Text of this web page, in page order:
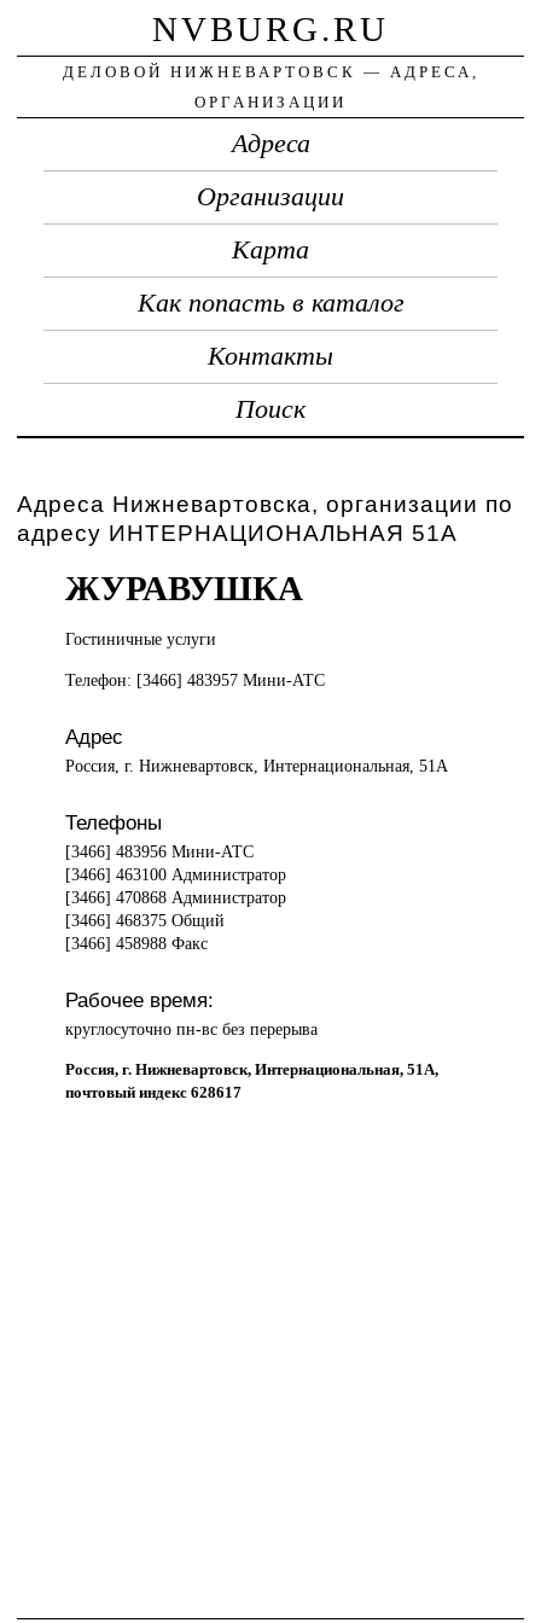
NVBURG.RU
ДЕЛОВОЙ НИЖНЕВАРТОВСК — АДРЕСА,
ОРГАНИЗАЦИИ
Адреса
Организации
Карта
Как попасть в каталог
Контакты
Поиск
Адреса Нижневартовска, организации по
адресу ИНТЕРНАЦИОНАЛЬНАЯ 51А
ЖУРАВУШКА
Гостиничные услуги
Телефон: [3466] 483957 Мини-АТС
Адрес
Россия, г. Нижневартовск, Интернациональная, 51А
Телефоны
[3466] 483956 Мини-АТС
[3466] 463100 Администратор
[3466] 470868 Администратор
[3466] 468375 Общий
[3466] 458988 Факс
Рабочее время:
круглосуточно пн-вс без перерыва
Россия, г. Нижневартовск, Интернациональная, 51А,
почтовый индекс 628617